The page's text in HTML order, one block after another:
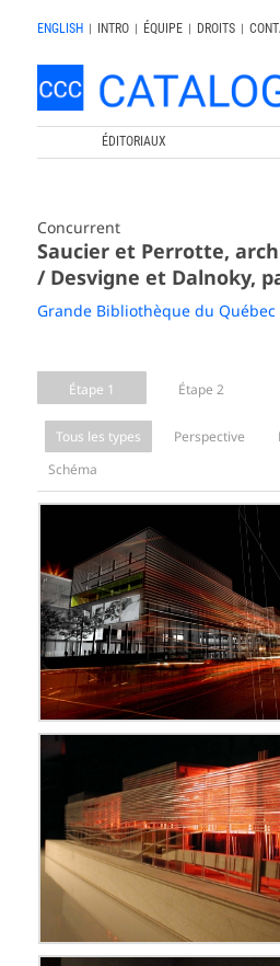
ENGLISH | INTRO | ÉQUIPE | DROITS |
ÉDITORIAUX
Concurrent
Saucier et Perrotte,
/ Desvigne et Dalnoky,
Grande Bibliothèque du Québec
Étape 1 Étape 2
Tous les types Perspective
Schéma